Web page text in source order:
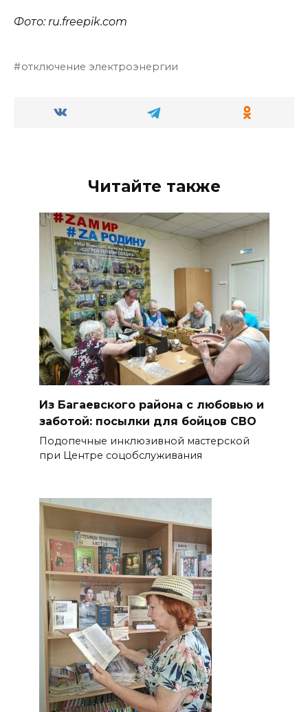
Фото: ru.freepik.com
отключение электроэнергии
Читайте также
Из Багаевского района с любовью и
заботой: посылки для бойцов СВО
Подопечные инклюзивной мастерской
при Центре соцобслуживания